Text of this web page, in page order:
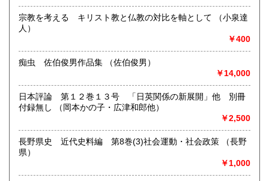
-宗教を考える キリスト教と仏教の対比を軸として （小泉達
人）
￥400
痴虫 佐伯俊男作品集 （佐伯俊男）
￥14,000
日本評論 第１２巻１３号 「日英関係の新展開」他 別冊
付録無し （岡本かの子・広津和郎他）
￥2,500
長野県史 近代史料編 第8巻(3)社会運動・社会政策 （長野
県）
￥1,000